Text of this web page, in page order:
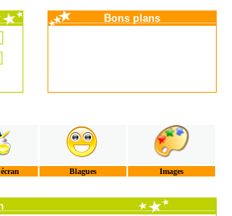
Bons plans
Blagues Images